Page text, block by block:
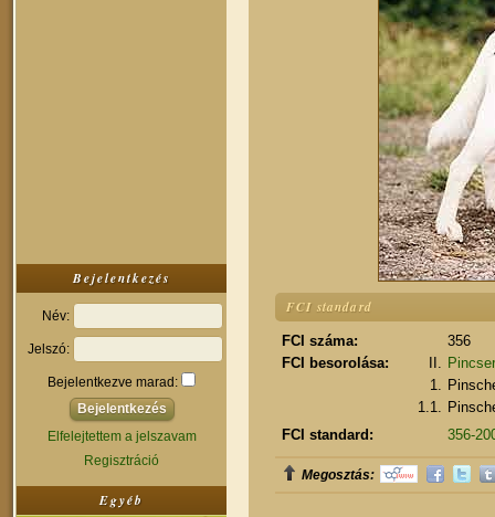
Bejelentkezés
Név:
Jelszó:
Bejelentkezve marad:
Elfelejtettem a jelszavam
Regisztráció
Egyéb
FCI standard
FCI száma:
356
FCI besorolása:
II.
1.
1.1.
FCI standard:
356-
Megosztás: